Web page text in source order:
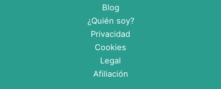
Blog
¿Quién soy?
Privacidad
Cookies
Legal
Afiliación